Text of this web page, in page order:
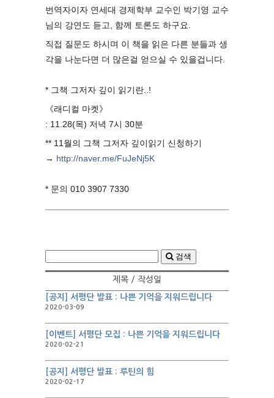
번역자이자 연세대 경제학부 교수인 박기영 교수
님의 강연도 듣고, 함께 토론도 하구요.
직접 질문도 하시며 이 책을 읽은 다른 분들과 생
각을 나눈다면 더 많은걸 얻으실 수 있을겁니다.
* 그책 그저자 깊이 읽기란..!
《래디컬 마켓》
: 11.28(목) 저녁 7시 30분
** 11월의 그책 그저자 깊이읽기 신청하기
→ http://naver.me/FuJeNj5K
* 문의 010 3907 7330
검색
제목 / 작성일
[공지] 서평단 발표 : 나쁜 기억을 지워드립니다
2020-03-09
[이벤트] 서평단 모집 : 나쁜 기억을 지워드립니다
2020-02-21
[공지] 서평단 발표 : 루틴의 힘
2020-02-17